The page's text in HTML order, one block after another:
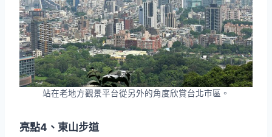
站在老地方觀景平台從另外的角度欣賞台北市區。
亮點4、東山步道